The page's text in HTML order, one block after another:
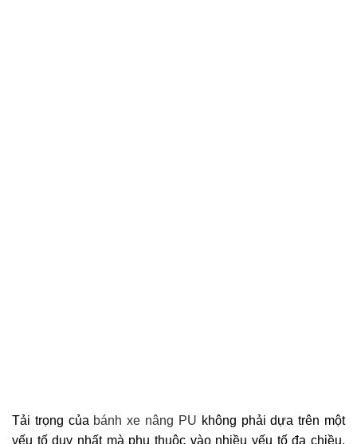
Tải trọng của bánh xe nâng PU không phải dựa trên một
yếu tố duy nhất mà phụ thuộc vào nhiều yếu tố đa chiều.